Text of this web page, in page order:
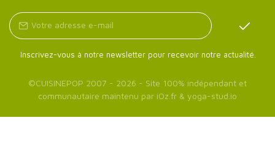
Inscrivez-vous à notre newsletter pour recevoir notre actualité.
©CUISINEPOP 2007 - 2026 - Site 100% indépendant et
communautaire maintenu par iOz.fr & yoga-stud.io